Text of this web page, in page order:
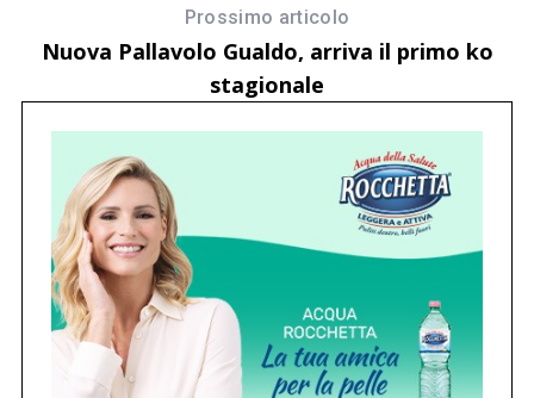
Prossimo articolo
Nuova Pallavolo Gualdo, arriva il primo ko
stagionale